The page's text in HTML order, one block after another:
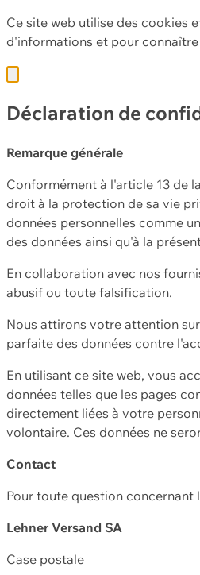
Ce site web utilise des cookies
d'informations et pour
Déclaration de
Remarque générale
Conformément à l'article 13 de
droit à la protection de sa vie
données personnelles comme
des données ainsi qu'à la
En collaboration avec nos
abusif ou toute falsification.
Nous attirons votre attention
parfaite des données contre
En utilisant ce site web, vous
données telles que les pages
directement liées à votre
volontaire. Ces données ne
Contact
Pour toute question
Lehner Versand SA
Case postale